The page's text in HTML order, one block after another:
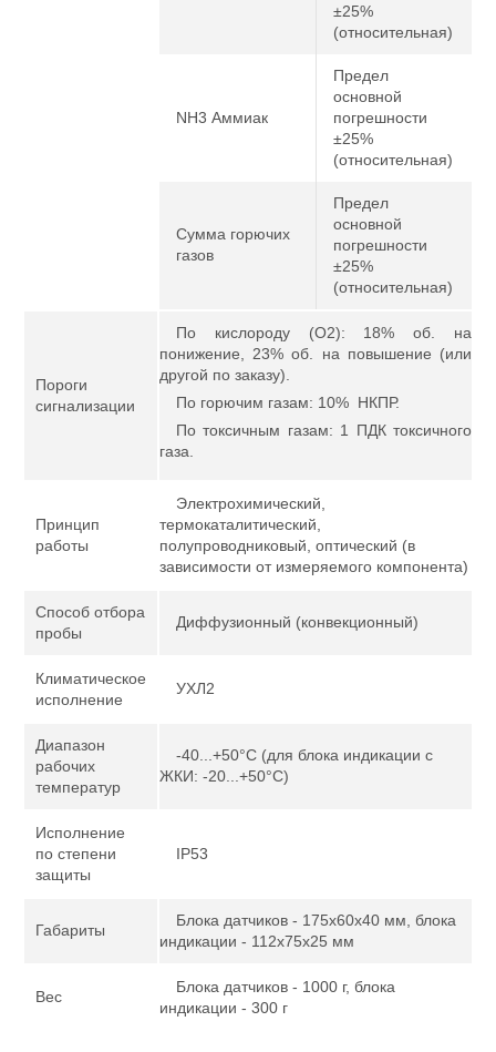
±25%
(относительная)
NH3 Аммиак
Предел
основной
погрешности
±25%
(относительная)
Сумма горючих
газов
Предел
основной
погрешности
±25%
(относительная)
Пороги
сигнализации
По кислороду (О2): 18% об. на
понижение, 23% об. на повышение (или
другой по заказу).
По горючим газам: 10% НКПР.
По токсичным газам: 1 ПДК токсичного
газа.
Принцип
работы
Электрохимический,
термокаталитический,
полупроводниковый, оптический (в
зависимости от измеряемого компонента)
Способ отбора
пробы
Диффузионный (конвекционный)
Климатическое
исполнение
УХЛ2
Диапазон
рабочих
температур
-40...+50°С (для блока индикации с
ЖКИ: -20...+50°С)
Исполнение
по степени
защиты
IP53
Габариты
Блока датчиков - 175х60х40 мм, блока
индикации - 112х75х25 мм
Вес
Блока датчиков - 1000 г, блока
индикации - 300 г